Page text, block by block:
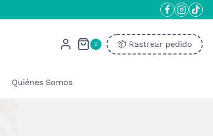
0 📦​ Rastrear pedido
Quiénes Somos